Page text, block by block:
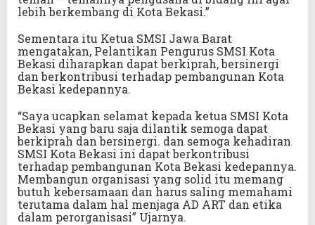
lebih berkembang di Kota Bekasi.”
Sementara itu Ketua SMSI Jawa Barat
mengatakan, Pelantikan Pengurus SMSI Kota
Bekasi diharapkan dapat berkiprah, bersinergi
dan berkontribusi terhadap pembangunan Kota
Bekasi kedepannya.
“Saya ucapkan selamat kepada ketua SMSI Kota
Bekasi yang baru saja dilantik semoga dapat
berkiprah dan bersinergi. dan semoga kehadiran
SMSI Kota Bekasi ini dapat berkontribusi
terhadap pembangunan Kota Bekasi kedepannya.
Membangun organisasi yang solid itu memang
butuh kebersamaan dan harus saling memahami
terutama dalam hal menjaga AD ART dan etika
dalam perorganisasi” Ujarnya.